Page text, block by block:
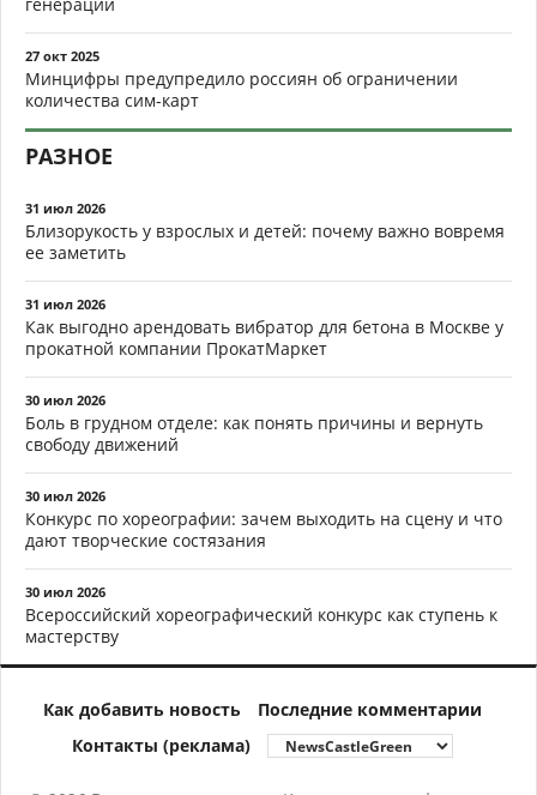
27 окт 2025
Минцифры предупредило россиян об ограничении
количества сим-карт
РАЗНОЕ
31 июл 2026
Близорукость у взрослых и детей: почему важно вовремя
ее заметить
31 июл 2026
Как выгодно арендовать вибратор для бетона в Москве у
прокатной компании ПрокатМаркет
30 июл 2026
Боль в грудном отделе: как понять причины и вернуть
свободу движений
30 июл 2026
Конкурс по хореографии: зачем выходить на сцену и что
дают творческие состязания
30 июл 2026
Всероссийский хореографический конкурс как ступень к
мастерству
Как добавить новость
Последние комментарии
Контакты (реклама)